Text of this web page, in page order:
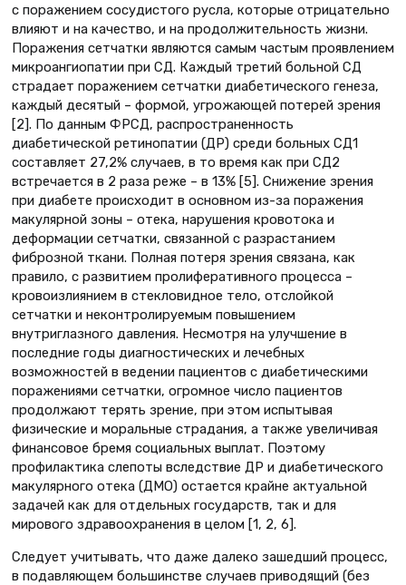
с поражением сосудистого русла, которые отрицательно
влияют и на качество, и на продолжительность жизни.
Поражения сетчатки являются самым частым проявлением
микроангиопатии при СД. Каждый третий больной СД
страдает поражением сетчатки диабетического генеза,
каждый десятый – формой, угрожающей потерей зрения
[2]. По данным ФРСД, распространенность
диабетической ретинопатии (ДР) среди больных СД1
составляет 27,2% случаев, в то время как при СД2
встречается в 2 раза реже – в 13% [5]. Снижение зрения
при диабете происходит в основном из-за поражения
макулярной зоны – отека, нарушения кровотока и
деформации сетчатки, связанной с разрастанием
фиброзной ткани. Полная потеря зрения связана, как
правило, с развитием пролиферативного процесса –
кровоизлиянием в стекловидное тело, отслойкой
сетчатки и неконтролируемым повышением
внутриглазного давления. Несмотря на улучшение в
последние годы диагностических и лечебных
возможностей в ведении пациентов с диабетическими
поражениями сетчатки, огромное число пациентов
продолжают терять зрение, при этом испытывая
физические и моральные страдания, а также увеличивая
финансовое бремя социальных выплат. Поэтому
профилактика слепоты вследствие ДР и диабетического
макулярного отека (ДМО) остается крайне актуальной
задачей как для отдельных государств, так и для
мирового здравоохранения в целом [1, 2, 6].
Следует учитывать, что даже далеко зашедший процесс,
в подавляющем большинстве случаев приводящий (без